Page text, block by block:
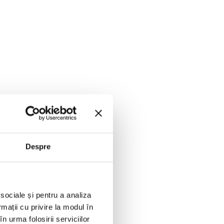
Despre
și pentru a analiza
cu privire la modul în
urma folosirii serviciilor